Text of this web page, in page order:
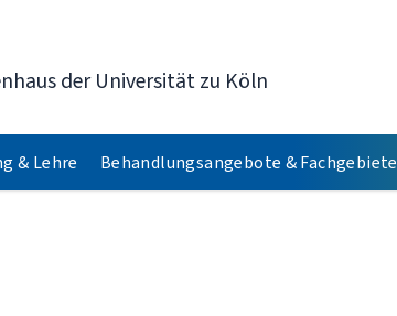
der Universität zu Köln
& Lehre Behandlungsangebote & Fachgebiete